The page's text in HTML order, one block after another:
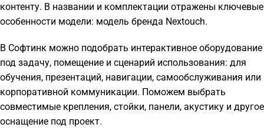
контенту. В названии и комплектации отражены ключевые
особенности модели: модель бренда Nextouch.
В Софтинк можно подобрать интерактивное оборудование
под задачу, помещение и сценарий использования: для
обучения, презентаций, навигации, самообслуживания или
корпоративной коммуникации. Поможем выбрать
совместимые крепления, стойки, панели, акустику и другое
оснащение под проект.